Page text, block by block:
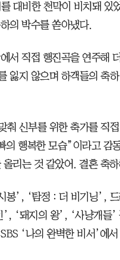
대비한 천막이 비치돼 있
의 박수를 쏟아냈다.
서 직접 행진곡을 연주해
잃지 않으며 하객들의 축
춰 신부를 위한 축가를 직
의 행복한 모습”이라고 감
리는 것 같았어. 결혼 축
봉’, ‘탐정 : 더 비기닝’,
‘돼지의 왕’, ‘사냥개들’
‘나의 완벽한 비서’에